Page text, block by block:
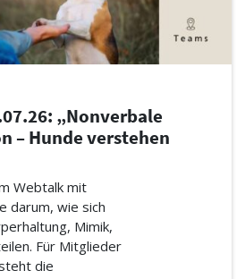
„Nonverbale
– Hunde verstehen
Webtalk mit
darum, wie sich
Mimik,
Für Mitglieder
die